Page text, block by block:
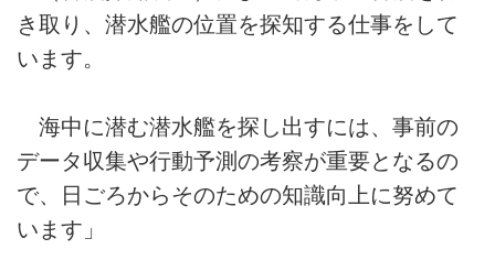
き取り、潜水艦の位置を探知する仕事をして
います。
海中に潜む潜水艦を探し出すには、事前の
データ収集や行動予測の考察が重要となるの
で、日ごろからそのための知識向上に努めて
います」